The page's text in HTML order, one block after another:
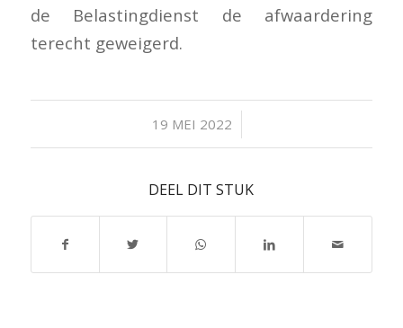
de Belastingdienst de afwaardering
terecht geweigerd.
19 MEI 2022
/
DEEL DIT STUK